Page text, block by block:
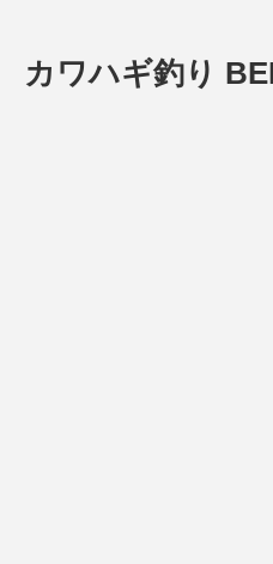
カワハギ釣り